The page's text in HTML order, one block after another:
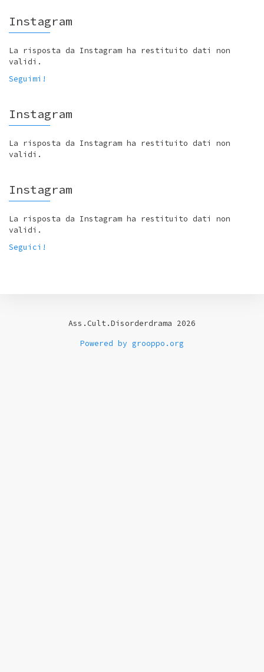
Instagram
La risposta da Instagram ha restituito dati non
validi.
Seguimi!
Instagram
La risposta da Instagram ha restituito dati non
validi.
Instagram
La risposta da Instagram ha restituito dati non
validi.
Seguici!
Ass.Cult.Disorderdrama 2026
Powered by grooppo.org